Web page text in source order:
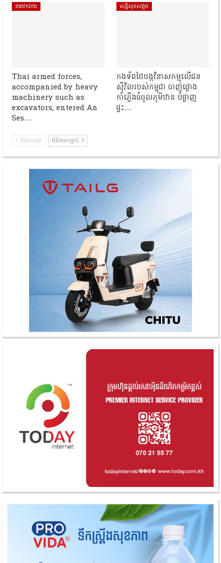
នយោបាយ
Thai armed forces,
accompanied by heavy
machinery such as
excavators, entered An
Ses…
សន្តិសុខសង្គម
កងទ័ពថៃបង្កវិនាសកម្មលើជន
ស៊ីវិលរបស់កម្ពុជា បាញ់ផ្លោង
កាំភ្លើងធំចូលភូមិឋាន បំផ្លាញ
ផ្ទះ…
ព័ត៌មានមុន ព័ត៌មានបន្ទាប់